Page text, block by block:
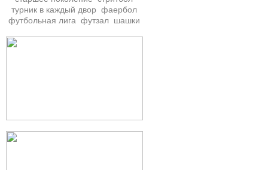
турник в каждый двор фаербол
футбольная лига футзал шашки